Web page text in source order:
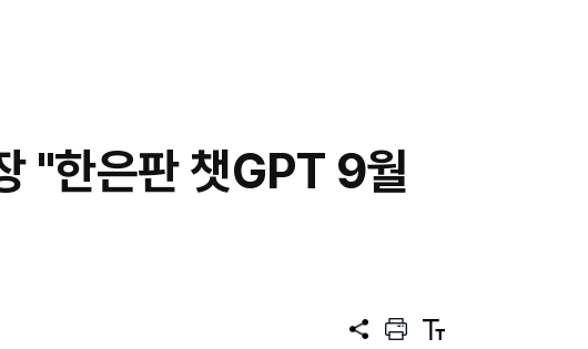
"한은판 챗GPT 9월
공
프
텍